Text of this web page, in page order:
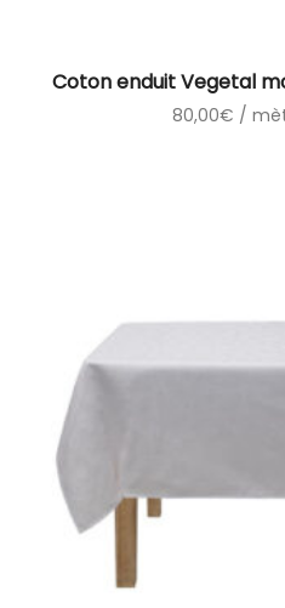
Coton enduit Vegetal
80,00€ /